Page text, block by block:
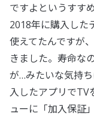
ですよというすすめ
2018年に購入した
使えてたんですが
きました。寿命な
が…みたいな気持
入したアプリでTV
ューに「加入保証